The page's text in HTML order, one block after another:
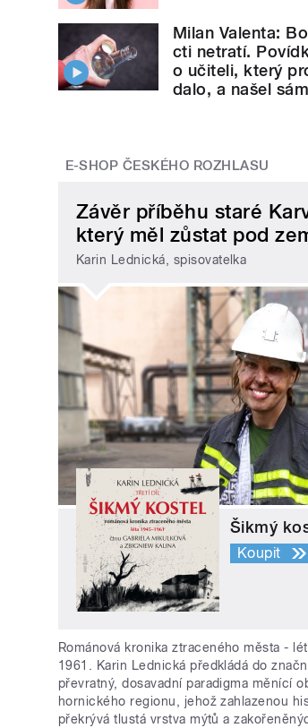
Milan Valenta:
cti netratí.
o učiteli, který
dalo, a našel
E-SHOP ČESKÉHO ROZHLASU
Závěr příběhu staré
který měl zůstat pod
Karin Lednická, spisovatelka
Šikmý
Koupit
Románová kronika ztraceného města -
1961. Karin Lednická předkládá do
převratný, dosavadní paradigma měnící
hornického regionu, jehož zahlazenou
překrývá tlustá vrstva mýtů a